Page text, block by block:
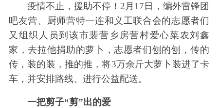
疫情不止，援助不停！2月17日，编外雷锋团
吧友营、厨师营特一连和义工联合会的志愿者们
又组织人员到该市裴营乡房营村爱心菜农刘鑫
家，去拉他捐助的萝卜，志愿者们刨的刨，传的
传，装的装，推的推，将3万余斤大萝卜装进了卡
车，并安排路线、进行公益配送。
一把剪子“剪”出的爱